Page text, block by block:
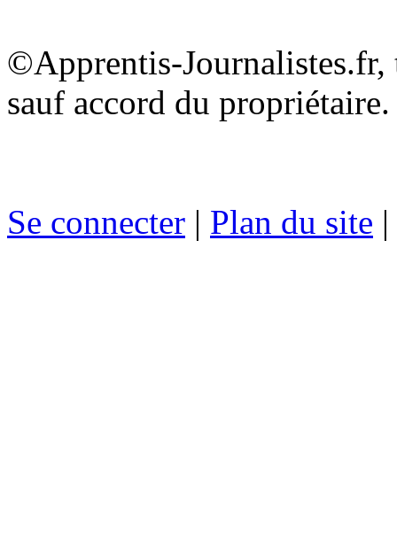
©Apprentis-
sauf accord du propriétaire.
Se connecter | Plan du site |